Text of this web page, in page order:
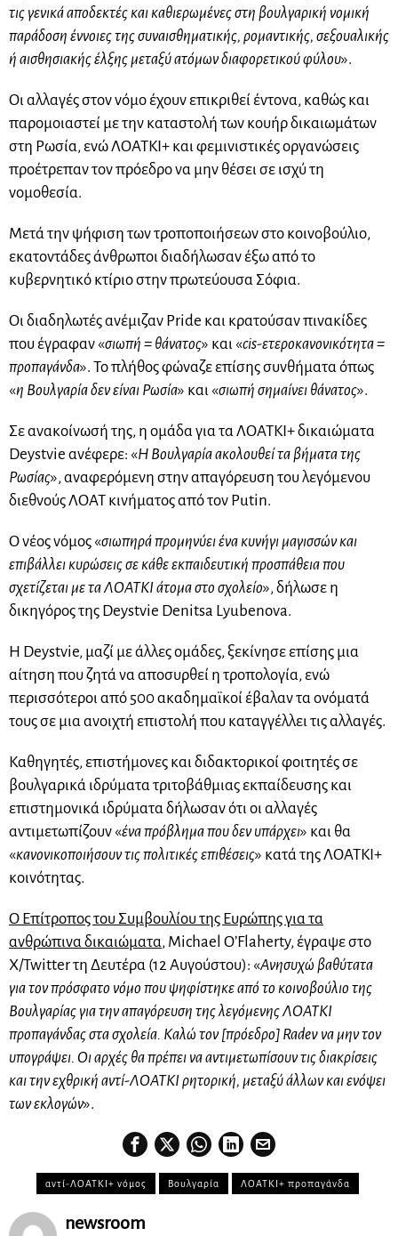
τις γενικά αποδεκτές και καθιερωμένες στη βουλγαρική νομική
παράδοση έννοιες της συναισθηματικής, ρομαντικής, σεξουαλικής
ή αισθησιακής έλξης μεταξύ ατόμων διαφορετικού φύλου».
Οι αλλαγές στον νόμο έχουν επικριθεί έντονα, καθώς και
παρομοιαστεί με την καταστολή των κουήρ δικαιωμάτων
στη Ρωσία, ενώ ΛΟΑΤΚΙ+ και φεμινιστικές οργανώσεις
προέτρεπαν τον πρόεδρο να μην θέσει σε ισχύ τη
νομοθεσία.
Μετά την ψήφιση των τροποποιήσεων στο κοινοβούλιο,
εκατοντάδες άνθρωποι διαδήλωσαν έξω από το
κυβερνητικό κτίριο στην πρωτεύουσα Σόφια.
Οι διαδηλωτές ανέμιζαν Pride και κρατούσαν πινακίδες
που έγραφαν «σιωπή = θάνατος» και «cis-ετεροκανονικότητα =
προπαγάνδα». Το πλήθος φώναζε επίσης συνθήματα όπως
«η Βουλγαρία δεν είναι Ρωσία» και «σιωπή σημαίνει θάνατος».
Σε ανακοίνωσή της, η ομάδα για τα ΛΟΑΤΚΙ+ δικαιώματα
Deystvie ανέφερε: «Η Βουλγαρία ακολουθεί τα βήματα της
Ρωσίας», αναφερόμενη στην απαγόρευση του λεγόμενου
διεθνούς ΛΟΑΤ κινήματος από τον Putin.
Ο νέος νόμος «σιωπηρά προμηνύει ένα κυνήγι μαγισσών και
επιβάλλει κυρώσεις σε κάθε εκπαιδευτική προσπάθεια που
σχετίζεται με τα ΛΟΑΤΚΙ άτομα στο σχολείο», δήλωσε η
δικηγόρος της Deystvie Denitsa Lyubenova.
Η Deystvie, μαζί με άλλες ομάδες, ξεκίνησε επίσης μια
αίτηση που ζητά να αποσυρθεί η τροπολογία, ενώ
περισσότεροι από 500 ακαδημαϊκοί έβαλαν τα ονόματά
τους σε μια ανοιχτή επιστολή που καταγγέλλει τις αλλαγές.
Καθηγητές, επιστήμονες και διδακτορικοί φοιτητές σε
βουλγαρικά ιδρύματα τριτοβάθμιας εκπαίδευσης και
επιστημονικά ιδρύματα δήλωσαν ότι οι αλλαγές
αντιμετωπίζουν «ένα πρόβλημα που δεν υπάρχει» και θα
«κανονικοποιήσουν τις πολιτικές επιθέσεις» κατά της ΛΟΑΤΚΙ+
κοινότητας.
Ο Επίτροπος του Συμβουλίου της Ευρώπης για τα
ανθρώπινα δικαιώματα, Michael O’Flaherty, έγραψε στο
X/Twitter τη Δευτέρα (12 Αυγούστου): «Ανησυχώ βαθύτατα
για τον πρόσφατο νόμο που ψηφίστηκε από το κοινοβούλιο της
Βουλγαρίας για την απαγόρευση της λεγόμενης ΛΟΑΤΚΙ
προπαγάνδας στα σχολεία. Καλώ τον [πρόεδρο] Radev να μην τον
υπογράψει. Οι αρχές θα πρέπει να αντιμετωπίσουν τις διακρίσεις
και την εχθρική αντί-ΛΟΑΤΚΙ ρητορική, μεταξύ άλλων και ενόψει
των εκλογών».
αντί-ΛΟΑΤΚΙ+ νόμος Βουλγαρία ΛΟΑΤΚΙ+ προπαγάνδα
newsroom